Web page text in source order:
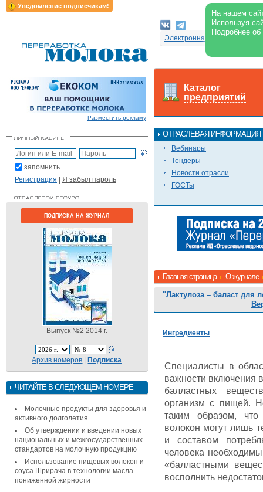
Уведомление подписчикам!
На нашем
Используя
Подробнее
Электронная версия
Разместить рекламу
запомнить
Регистрация | Я забыл пароль
ПОДПИСКА НА ЖУРНАЛ
Выпуск №2 2014 г.
Архив номеров |Подписка
ЧИТАЙТЕ В СЛЕДУЮЩЕМ НОМЕРЕ
Молочные продукты для здоровья и
активного долголетия
Об утверждении и введении новых
национальных и межгосударственных
стандартов на молочную продукцию
Использование пищевых волокон и
соуса Шрирача в технологии масла
пониженной жирности
Каталог
предприятий
ОТРАСЛЕВАЯ ИНФОРМАЦИЯ
Вебинары
Тендеры
Новости отрасли
ГОСТы
Главная страница О журнале
"Лактулоза – баласт для
Ингредиенты
Специалисты в
важности включения
балластных
организм с пищей.
таким образом, что
волокон могут лишь
и составом
человека
«балластными
восполнить